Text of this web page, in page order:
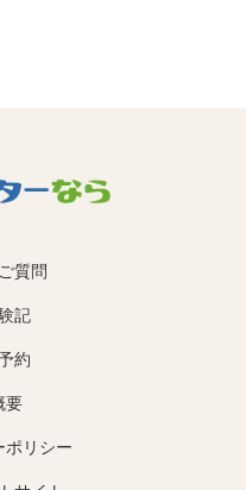
質問
記
約
要
ポリシー